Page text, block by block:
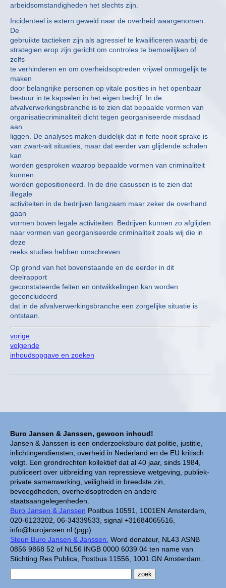
Buro Jansen & Janssen, gewoon inhoud!
Jansen & Janssen is een onderzoeksburo dat politie, justitie,
inlichtingendiensten, overheid in Nederland en de EU kritisch
volgt. Een grondrechten kollektief dat al 40 jaar, sinds 1984,
publiceert over uitbreiding van repressieve wetgeving, publiek-
private samenwerking, veiligheid in breedste zin,
bevoegdheden, overheidsoptreden en andere
staatsaangelegenheden.
Buro Jansen & Janssen Postbus 10591, 1001EN Amsterdam,
020-6123202, 06-34339533, signal +31684065516,
info@burojansen.nl (pgp)
Steun Buro Jansen & Janssen. Word donateur, NL43 ASNB
0856 9868 52 of NL56 INGB 0000 6039 04 ten name van
Stichting Res Publica, Postbus 11556, 1001 GN Amsterdam.
arbeidsomstandigheden het slechts zijn.
Incidenteel is extern geweld naar de overheid waargenomen.
De
gebruikte tactieken zijn als agressief te kwalificeren waarbij de
strategien erop zijn gericht om controles te bemoeilijken of
zelfs
te verhinderen en om overheidsoptreden vrijwel onmogelijk te
maken
door belangrijke personen op vitale posities in het openbaar
bestuur in te kapselen in het eigen bedrijf. In de
afvalverwerkingsbranche is te zien dat bepaalde vormen van
organisatiecriminaliteit dicht tegen georganiseerde misdaad
aan
liggen. De analyses maken duidelijk dat in feite nooit sprake is
van zwart-wit situaties, maar dat eerder van glijdende schalen
kan
worden gesproken waarop bepaalde vormen van criminaliteit
kunnen
worden gepositioneerd. In de drie casussen is te zien dat
illegale
activiteiten in de bedrijven langzaam maar zeker de overhand
gaan
vormen boven legale activiteiten. Bedrijven kunnen zo afglijden
naar vormen van georganiseerde criminaliteit zoals wij die in
deze
reeks studies hebben omschreven.
Op grond van het bovenstaande en de eerder in dit
deelrapport
geconstateerde feiten en ontwikkelingen kan worden
geconcludeerd
dat in de afvalverwerkingsbranche een zorgelijke situatie is
ontstaan.
vorige
volgende
inhoudsopgave en zoeken